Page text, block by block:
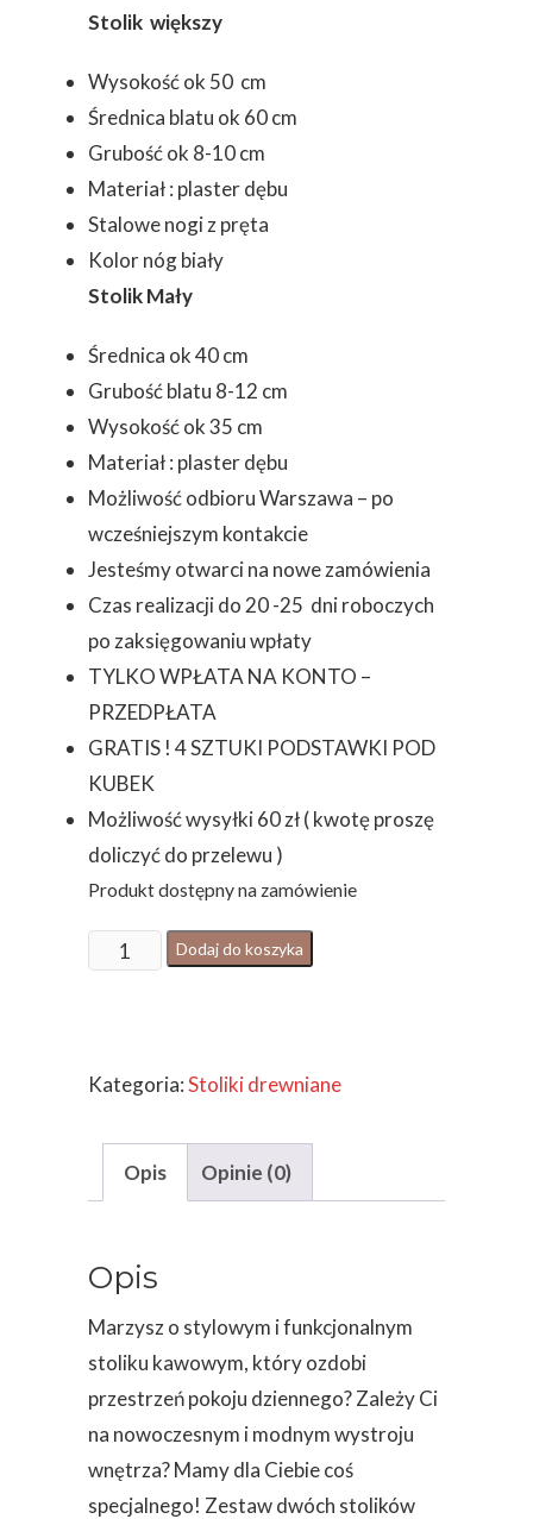
Stolik większy
Wysokość ok 50 cm
Średnica blatu ok 60 cm
Grubość ok 8-10 cm
Materiał : plaster dębu
Stalowe nogi z pręta
Kolor nóg biały
Stolik Mały
Średnica ok 40 cm
Grubość blatu 8-12 cm
Wysokość ok 35 cm
Materiał : plaster dębu
Możliwość odbioru Warszawa – po
wcześniejszym kontakcie
Jesteśmy otwarci na nowe zamówienia
Czas realizacji do 20 -25 dni roboczych
po zaksięgowaniu wpłaty
TYLKO WPŁATA NA KONTO –
PRZEDPŁATA
GRATIS ! 4 SZTUKI PODSTAWKI POD
KUBEK
Możliwość wysyłki 60 zł ( kwotę proszę
doliczyć do przelewu )
Produkt dostępny na zamówienie
ilość
kawowych
GRATIS
Dodaj do koszyka
Kategoria:Stoliki drewniane
Opis Opinie (0)
Opis
Marzysz o stylowym i funkcjonalnym
stoliku kawowym, który ozdobi
przestrzeń pokoju dziennego? Zależy Ci
na nowoczesnym i modnym wystroju
wnętrza? Mamy dla Ciebie coś
specjalnego! Zestaw dwóch stolików